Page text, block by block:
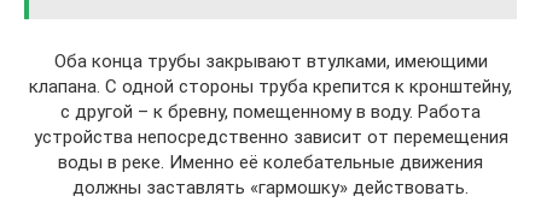
Оба конца трубы закрывают втулками, имеющими
клапана. С одной стороны труба крепится к кронштейну,
с другой – к бревну, помещенному в воду. Работа
устройства непосредственно зависит от перемещения
воды в реке. Именно её колебательные движения
должны заставлять «гармошку» действовать.